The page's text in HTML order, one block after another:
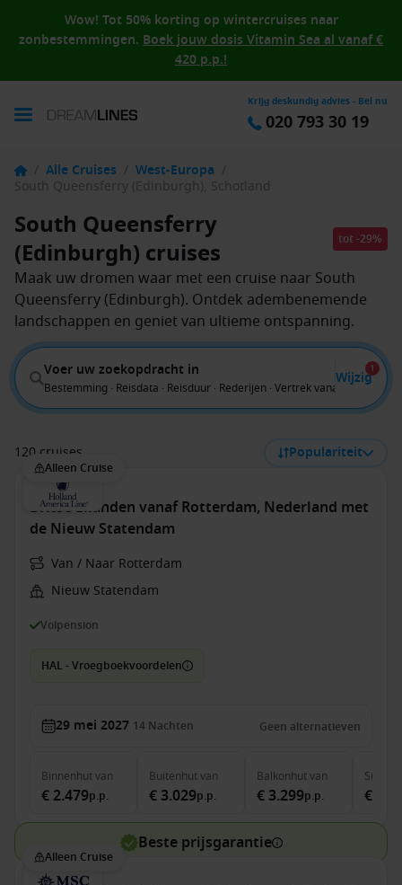
Wow! Tot 50% korting op wintercruises naar
zonbestemmingen. Boek jouw dosis Vitamin Sea al vanaf €
420 p.p.!
Krijg deskundig advies - Bel nu
020 793 30 19
/ Alle Cruises / West-Europa /
South Queensferry (Edinburgh), Schotland
South Queensferry
(Edinburgh) cruises
tot -29%
Maak uw dromen waar met een cruise naar South
Queensferry (Edinburgh). Ontdek adembenemende
landschappen en geniet van ultieme ontspanning.
Voer uw zoekopdracht in
Bestemming · Reisdata · Reisduur · Rederijen · Vertrek vanaf
Wijzig
1
120 cruises Populariteit
Alleen Cruise
Britse Eilanden vanaf Rotterdam, Nederland met
de Nieuw Statendam
Van / Naar Rotterdam
Nieuw Statendam
Volpension
HAL - Vroegboekvoordelen
29 mei 2027 14 Nachten Geen alternatieven
Binnenhutvan
€ 2.479p.p.
Buitenhutvan
€ 3.029p.p.
Balkonhutvan
€ 3.299p.p.
Suite
€
Beste prijsgarantie
Alleen Cruise